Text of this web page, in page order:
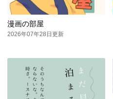
漫画の部屋
2026年07年28日更新